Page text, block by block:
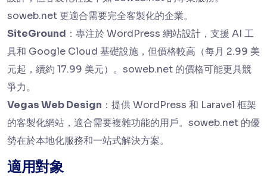
soweb.net 更適合需要完全客製化的企業。
SiteGround ：專注於 WordPress 網站設計，支援 AI 工
具和 Google Cloud 基礎設施，但價格較高（每月 2.99 美
元起，續約 17.99 美元）。soweb.net 的價格可能更具競
爭力。
Vegas Web Design ：提供 WordPress 和 Laravel 框架
的客製化網站，適合需要複雜功能的用戶。soweb.net 的優
勢在於本地化服務和一站式解決方案。
適用對象